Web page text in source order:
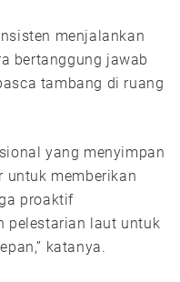
menjalankan
bertanggung jawab
tambang di ruang
yang menyimpan
untuk memberikan
proaktif
pelestarian laut untuk
katanya.